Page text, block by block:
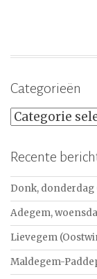
Categorieën
Categorieën
Recente
Donk, donderdag
Adegem,
Lievegem
Maldegem-